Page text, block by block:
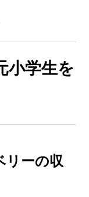
小学生を
リーの収